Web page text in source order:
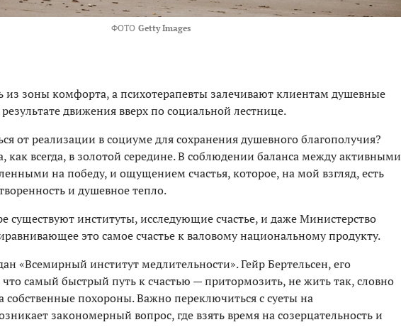
ФОТО Getty Images
из зоны комфорта, а психотерапевты залечивают клиентам душевные
движения вверх по социальной лестнице.
от реализации в социуме для сохранения душевного благополучия?
как всегда, в золотой середине. В соблюдении баланса между активными
на победу, и ощущением счастья, которое, на мой взгляд, есть
и душевное тепло.
существуют институты, исследующие счастье, и даже Министерство
это самое счастье к валовому национальному продукту.
«Всемирный институт медлительности». Гейр Бертельсен, его
что самый быстрый путь к счастью — притормозить, не жить так, словно
собственные похороны. Важно переключиться с суеты на
закономерный вопрос, где взять время на созерцательность и